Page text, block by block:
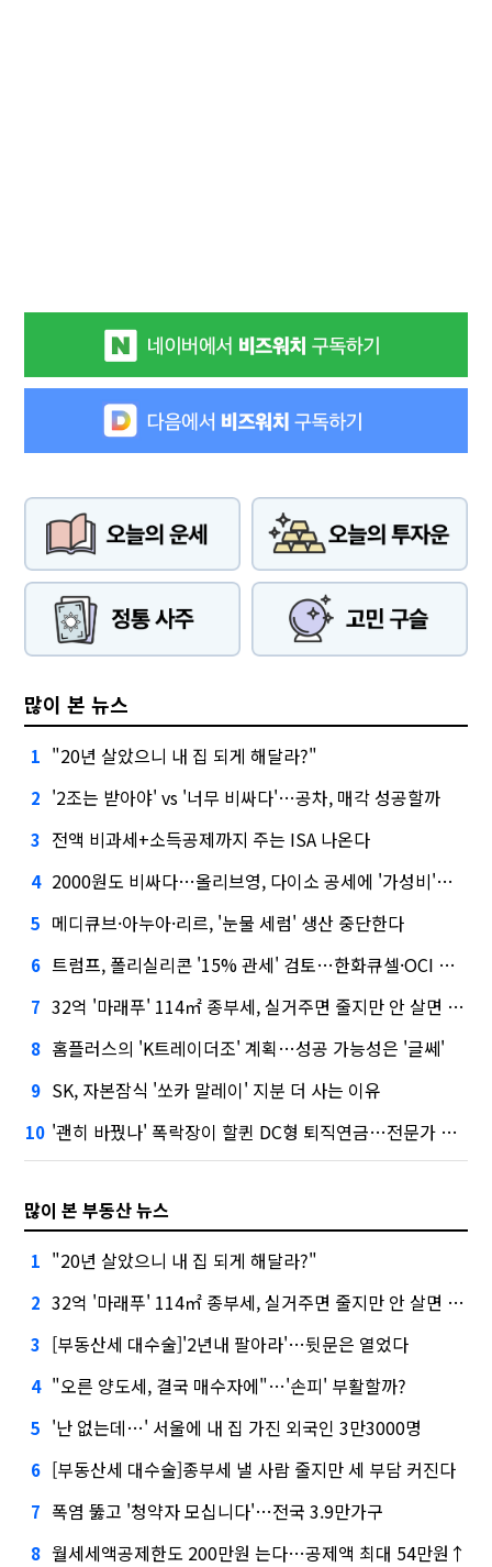
많이 본 뉴스
1 "20년 살았으니 내 집 되게 해달라?"
2 '2조는 받아야' vs '너무 비싸다'…공차, 매각 성공할까
3 전액 비과세+소득공제까지 주는 ISA 나온다
4 2000원도 비싸다…올리브영, 다이소 공세에 '가성비'로 맞불
5 메디큐브·아누아·리르, '눈물 세럼' 생산 중단한다
6 트럼프, 폴리실리콘 '15% 관세' 검토…한화큐셀·OCI 영향은?
7 32억 '마래푸' 114㎡ 종부세, 실거주면 줄지만 안 살면 2.5배
8 홈플러스의 'K트레이더조' 계획…성공 가능성은 '글쎄'
9 SK, 자본잠식 '쏘카 말레이' 지분 더 사는 이유
10 '괜히 바꿨나' 폭락장이 할퀸 DC형 퇴직연금…전문가 조언은
많이 본 부동산 뉴스
1 "20년 살았으니 내 집 되게 해달라?"
2 32억 '마래푸' 114㎡ 종부세, 실거주면 줄지만 안 살면 2.5배
3 [부동산세 대수술]'2년내 팔아라'…뒷문은 열었다
4 "오른 양도세, 결국 매수자에"…'손피' 부활할까?
5 '난 없는데…' 서울에 내 집 가진 외국인 3만3000명
6 [부동산세 대수술]종부세 낼 사람 줄지만 세 부담 커진다
7 폭염 뚫고 '청약자 모십니다'…전국 3.9만가구
8 월세세액공제한도 200만원 는다…공제액 최대 54만원↑